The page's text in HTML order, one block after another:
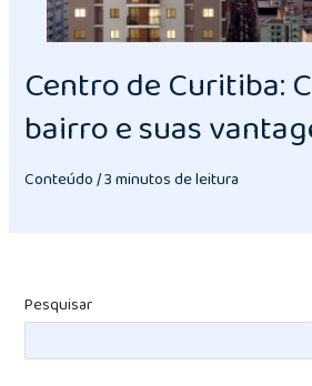
Centro de Curitiba:
bairro e suas
Conteúdo/3 minutos de leitura
Pesquisar